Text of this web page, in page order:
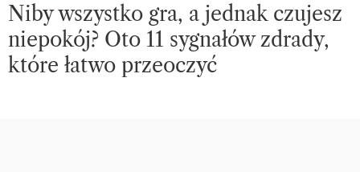
Niby wszystko gra, a jednak czujesz
niepokój? Oto 11 sygnałów zdrady,
które łatwo przeoczyć